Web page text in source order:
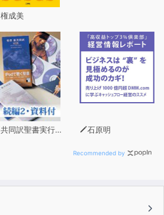
権成美
共同訳聖書実行委員会 石原明
Recommended by